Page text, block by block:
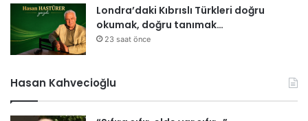
l
Londra’daki Kıbrıslı Türkleri doğru
okumak, doğru tanımak…
23 saat önce
Hasan Kahvecioğlu